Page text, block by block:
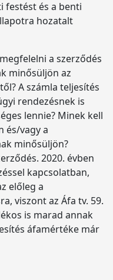
festést és a benti
hozatalt
a szerződés
minősüljön az
A számla teljesítés
rendezésnek is
lennie? Minek kell
és/vagy a
minősüljön?
2020. évben
kapcsolatban,
előleg a
viszont az Áfa tv. 59.
is marad annak
áfamértéke már